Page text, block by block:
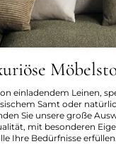
einladendem Leinen,
Samt oder
Sie unsere große
mit besonderen
Ihre Bedürfnisse erfüllen.